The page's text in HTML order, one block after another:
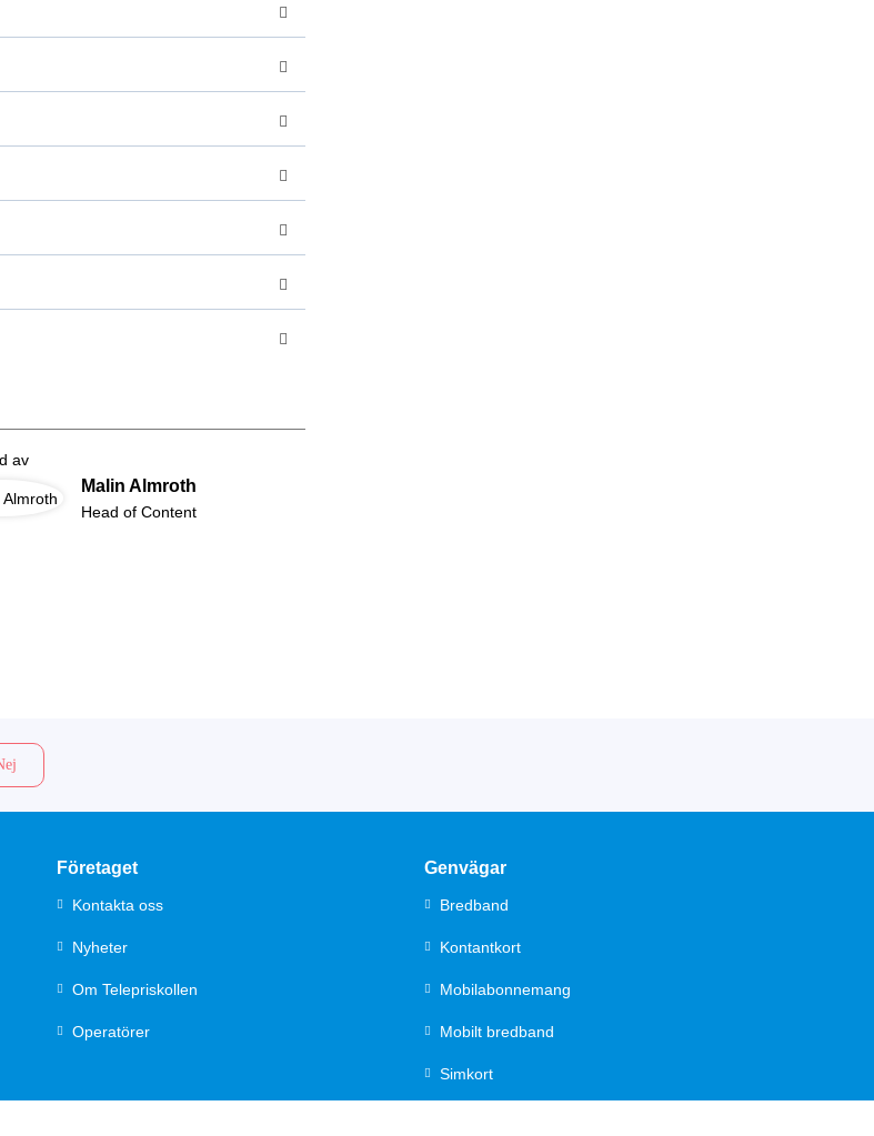
av
Malin Almroth
Head of Content
Företaget
Kontakta oss
Nyheter
Om Telepriskollen
Operatörer
Genvägar
Bredband
Kontantkort
Mobilabonnemang
Mobilt bredband
Simkort